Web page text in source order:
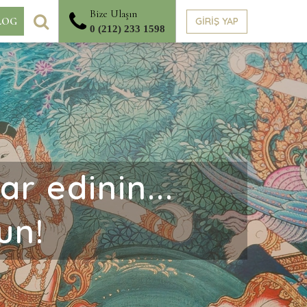
Bize Ulaşın
0 (212) 233 1598
GİRİŞ YAP
ARA
edinin...